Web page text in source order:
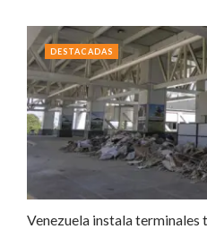
Venezuela instala
DESTACADAS